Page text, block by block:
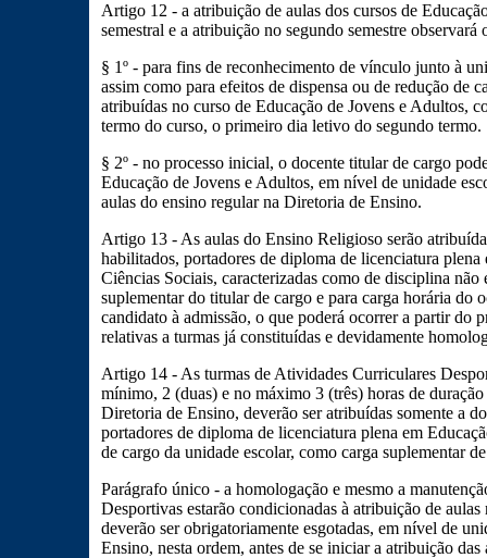
Artigo 12 - a atribuição de aulas dos cursos de
semestral e a atribuição no segundo semestre
§ 1º - para fins de reconhecimento de vínculo junto à
assim como para efeitos de dispensa ou de redução de
atribuídas no curso de Educação de Jovens e Adultos,
termo do curso, o primeiro dia letivo do segundo termo.
§ 2º - no processo inicial, o docente titular de cargo
Educação de Jovens e Adultos, em nível de unidade
aulas do ensino regular na Diretoria de Ensino.
Artigo 13 - As aulas do Ensino Religioso serão
habilitados, portadores de diploma de licenciatura
Ciências Sociais, caracterizadas como de disciplina não
suplementar do titular de cargo e para carga horária do
candidato à admissão, o que poderá ocorrer a partir do
relativas a turmas já constituídas e devidamente
Artigo 14 - As turmas de Atividades Curriculares
mínimo, 2 (duas) e no máximo 3 (três) horas de
Diretoria de Ensino, deverão ser atribuídas somente a
portadores de diploma de licenciatura plena em
de cargo da unidade escolar, como carga suplementar
Parágrafo único - a homologação e mesmo a
Desportivas estarão condicionadas à atribuição de
deverão ser obrigatoriamente esgotadas, em nível de
Ensino, nesta ordem, antes de se iniciar a atribuição das